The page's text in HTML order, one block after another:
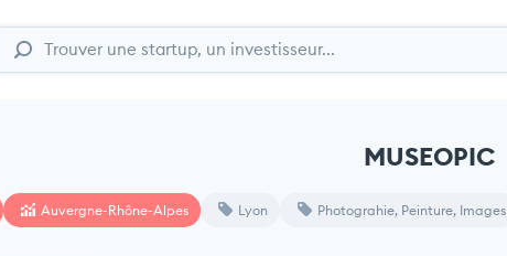
MUSEOPIC
Auvergne-Rhône-Alpes Lyon Photograhie, Peinture, Images